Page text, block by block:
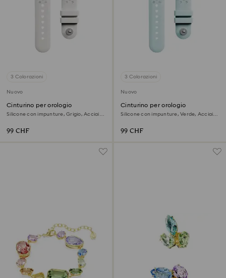
3 Colorazioni
Nuovo
Cinturino per orologio
Silicone con impunture, Grigio, Acciaio
99 CHF
3 Colorazioni
Nuovo
Cinturino per orologio
Silicone con impunture, Verde, Acciaio
99 CHF